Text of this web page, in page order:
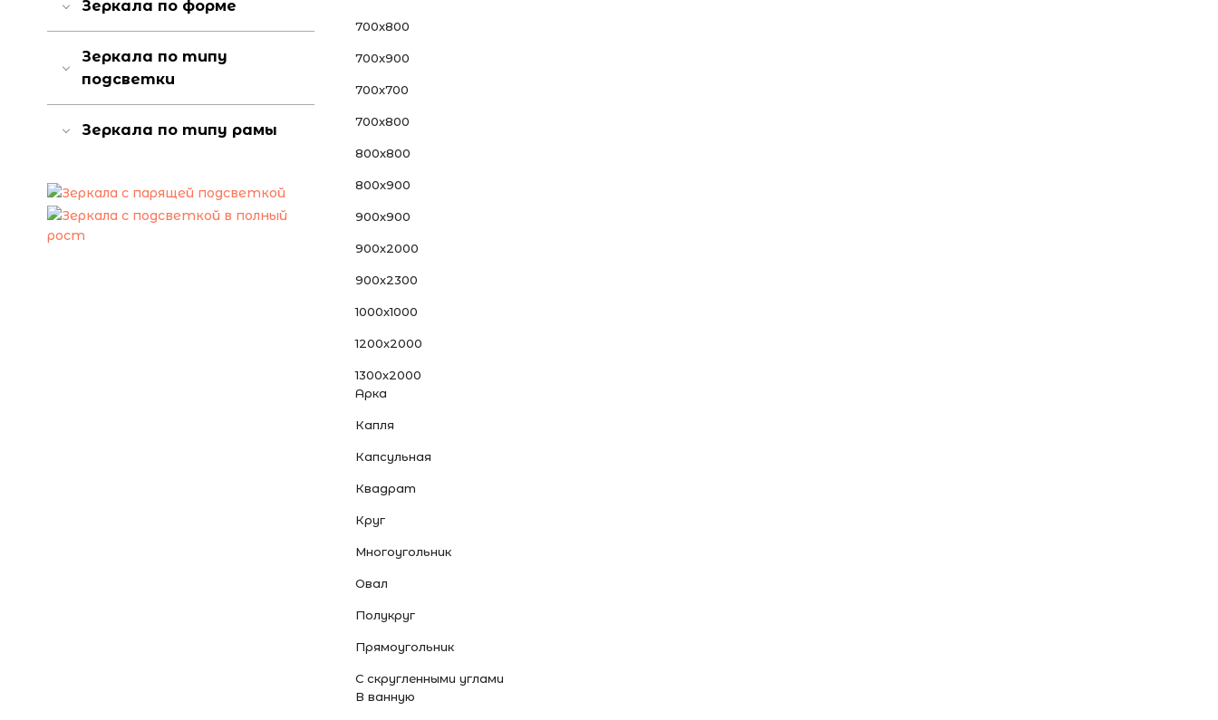
Зеркала по форме
Зеркала по типу
подсветки
Зеркала по типу рамы
700x800
700x900
700х700
700х800
800х800
800х900
900х900
900х2000
900х2300
1000х1000
1200х2000
1300х2000
Арка
Капля
Капсульная
Квадрат
Круг
Многоугольник
Овал
Полукруг
Прямоугольник
С скругленными углами
В ванную